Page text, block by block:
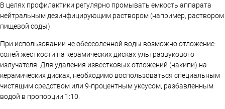
В целях профилактики регулярно промывать емкость аппарата
нейтральным дезинфицирующим раствором (например, раствором
пищевой соды).
При использовании не обессоленной воды возможно отложение
солей жесткости на керамических дисках ультразвукового
излучателя. Для удаления известковых отложений (накипи) на
керамических дисках, необходимо воспользоваться специальным
чистящим средством или 9-процентным уксусом, разбавленным
водой в пропорции 1:10.